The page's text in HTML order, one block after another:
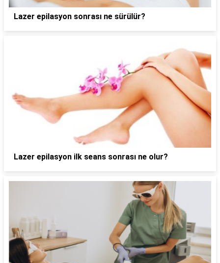
Lazer epilasyon sonrası ne sürülür?
Lazer epilasyon ilk seans sonrası ne olur?